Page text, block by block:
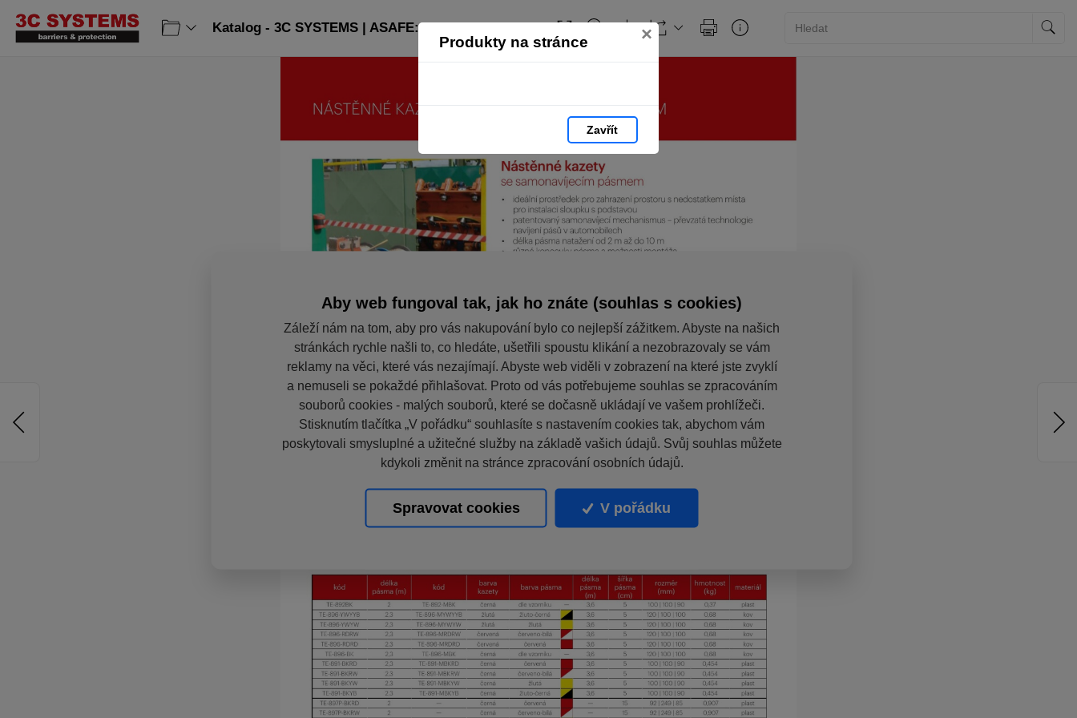
Produkty na stránce ×
Zavřít
Katalog - 3C SYSTEMS | ASAFE: strana 7
Aby web fungoval tak, jak ho znáte (souhlas s cookies)
Záleží nám na tom, aby pro vás nakupování bylo co nejlepší zážitkem. Abyste na našich
stránkách rychle našli to, co hledáte, ušetřili spoustu klikání a nezobrazovaly se vám
reklamy na věci, které vás nezajímají. Abyste web viděli v zobrazení na které jste zvyklí
a nemuseli se pokaždé přihlašovat. Proto od vás potřebujeme souhlas se zpracováním
souborů cookies - malých souborů, které se dočasně ukládají ve vašem prohlížeči.
Stisknutím tlačítka „V pořádku“ souhlasíte s nastavením cookies tak, abychom vám
poskytovali smysluplné a užitečné služby na základě vašich údajů. Svůj souhlas můžete
kdykoli změnit na stránce zpracování osobních údajů.
Spravovat cookies V pořádku